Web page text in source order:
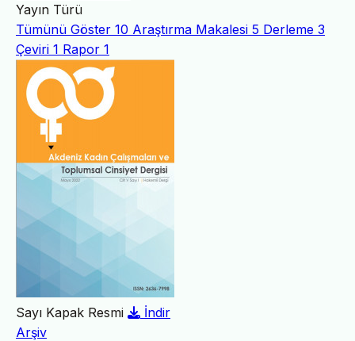
Yayın Türü
Tümünü Göster 10 Araştırma Makalesi 5 Derleme 3
Çeviri 1 Rapor 1
Sayı Kapak Resmi
İndir
Arşiv